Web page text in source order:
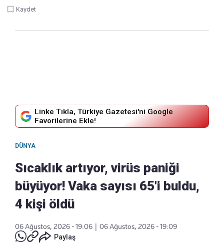
Kaydet
Linke Tıkla, Türkiye Gazetesi'ni Google
Favorilerine Ekle!
DÜNYA
Sıcaklık artıyor, virüs paniği
büyüyor! Vaka sayısı 65'i buldu,
4 kişi öldü
06 Ağustos, 2026 - 19:06
06 Ağustos, 2026 - 19:09
Paylaş